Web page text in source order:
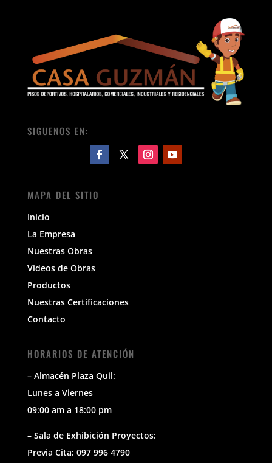
SIGUENOS EN:
MAPA DEL SITIO
Inicio
La Empresa
Nuestras Obras
Videos de Obras
Productos
Nuestras Certificaciones
Contacto
HORARIOS DE ATENCIÓN
– Almacén Plaza Quil:
Lunes a Viernes
09:00 am a 18:00 pm
– Sala de Exhibición Proyectos:
Previa Cita: 097 996 4790